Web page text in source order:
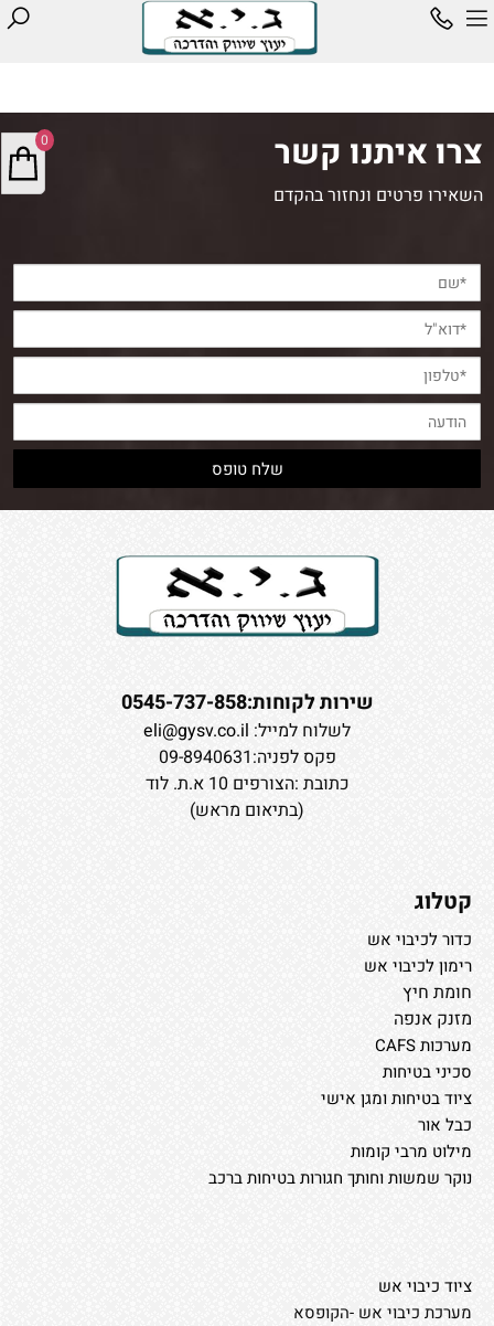
0 צרו איתנו קשר
השאירו פרטים ונחזור בהקדם
שירות לקוחות:0545-737-858
לשלוח למייל: eli@gysv.co.il
פקס לפניה:09-8940631
כתובת :הצורפים 10 א.ת. לוד
(בתיאום מראש)
קטלוג
כדור לכיבוי אש
רימון לכיבוי אש
חומת חיץ
מזנק אנפה
מערכות CAFS
סכיני בטיחות
ציוד בטיחות ומגן אישי
כבל אור
מילוט מרבי קומות
נוקר שמשות וחותך חגורות בטיחות ברכב
ציוד כיבוי אש
מערכת כיבוי אש -הקופסא